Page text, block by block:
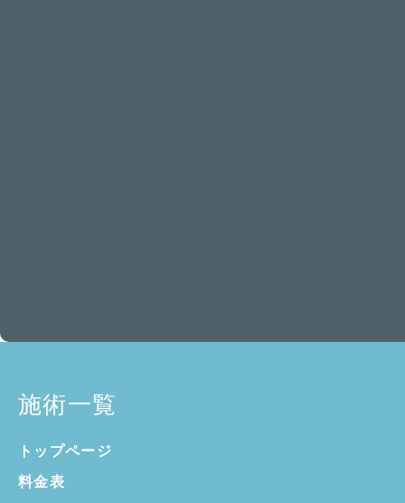
施術一覧
トップページ
料金表